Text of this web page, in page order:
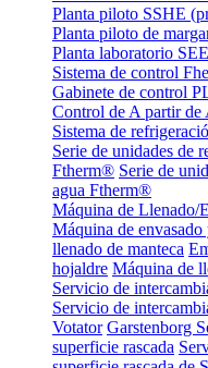
Planta piloto SSHE
Planta piloto de
Planta laboratorio
Sistema de control
Gabinete de control
Control de A partir de
Sistema de
Serie de unidades de
Ftherm® Serie de
agua Ftherm®
Máquina de Llenado/
Máquina de
llenado de manteca
hojaldre Máquina de
Servicio de
Servicio de
Votator Garstenborg
superficie rascada